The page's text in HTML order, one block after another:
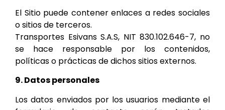
El Sitio puede contener enlaces a redes sociales
o sitios de terceros.
Transportes Esivans S.A.S, NIT 830.102.646-7, no
se hace responsable por los contenidos,
políticas o prácticas de dichos sitios externos.
9. Datos personales
Los datos enviados por los usuarios mediante el